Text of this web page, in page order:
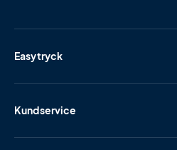
Easytryck
Kundservice